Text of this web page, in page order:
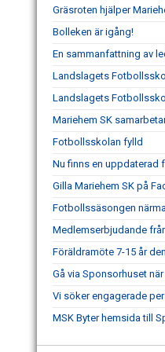
Gräsroten hjälper
Bolleken är igång!
En sammanfattning av
Landslagets
Landslagets
Mariehem SK
Fotbollsskolan fylld
Nu finns en uppdaterad
Gilla Mariehem SK på
Fotbollssäsongen
Medlemserbjudande
Föräldramöte 7-15 år
Gå via Sponsorhuset
Vi söker engagerade
MSK Byter hemsida till